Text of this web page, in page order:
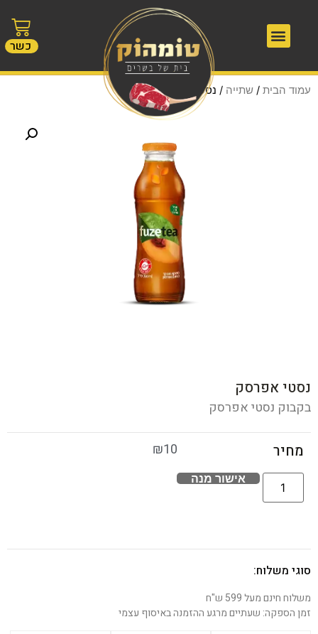
כשר
עמוד הבית / שתייה / נסטי אפרסק
נסטי אפרסק
בקבוק נסטי אפרסק
מחיר ₪10
אישור מנה
סוגי משלוח:
משלוח חינם מעל 599 ש"ח
זמן הספקה: שעתיים מרגע ההזמנה באיסוף עצמי